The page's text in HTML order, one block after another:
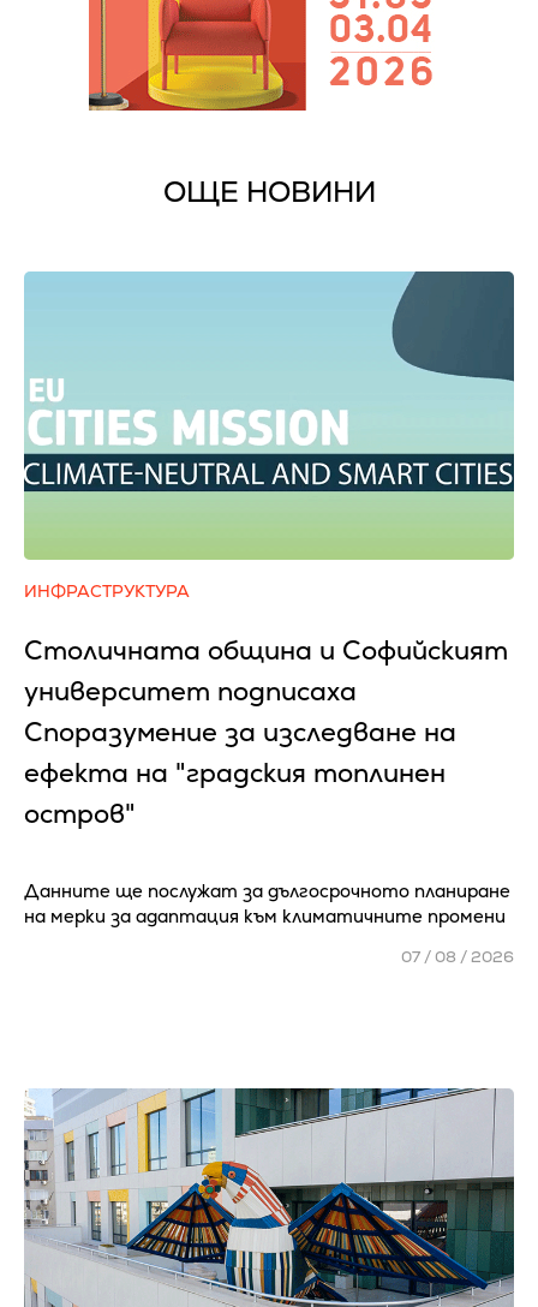
ОЩЕ НОВИНИ
ИНФРАСТРУКТУРА
Столичната община и Софийският
университет подписаха
Споразумение за изследване на
ефекта на "градския топлинен
остров"
Данните ще послужат за дългосрочното планиране
на мерки за адаптация към климатичните промени
07 / 08 / 2026